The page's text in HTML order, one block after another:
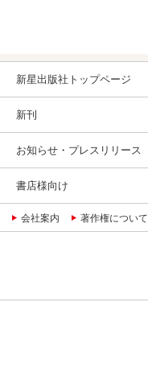
新星出版社トップページ
新刊
お知らせ・プレスリリース
書店様向け
会社案内 著作権について